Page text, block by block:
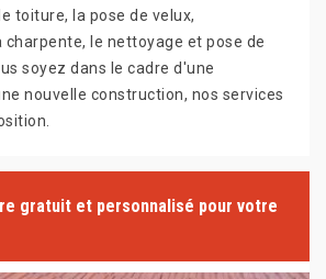
toiture, la pose de velux,
charpente, le nettoyage et pose de
soyez dans le cadre d'une
nouvelle construction, nos services
gratuit et personnalisé pour votre